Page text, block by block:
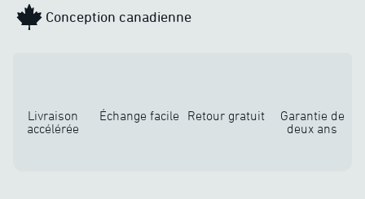
Conception canadienne
Livraison
accélérée
Échange facile Retour gratuit
Garantie de
deux ans